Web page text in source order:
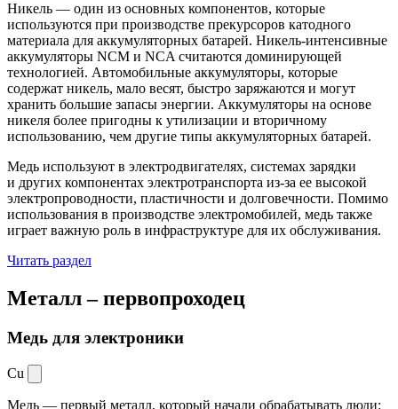
Никель — один из основных компонентов, которые
используются при производстве прекурсоров катодного
материала для аккумуляторных батарей. Никель-интенсивные
аккумуляторы NCM и NCA считаются доминирующей
технологией. Автомобильные аккумуляторы, которые
содержат никель, мало весят, быстро заряжаются и могут
хранить большие запасы энергии. Аккумуляторы на основе
никеля более пригодны к утилизации и вторичному
использованию, чем другие типы аккумуляторных батарей.
Медь используют в электродвигателях, системах зарядки
и других компонентах электротранспорта из-за ее высокой
электропроводности, пластичности и долговечности. Помимо
использования в производстве электромобилей, медь также
играет важную роль в инфраструктуре для их обслуживания.
Читать раздел
Металл –первопроходец
Медь для электроники
Cu
Медь — первый металл, который начали обрабатывать люди: